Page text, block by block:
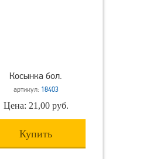
Косынка бол.
артикул: 18403
Цена: 21,00 руб.
Купить